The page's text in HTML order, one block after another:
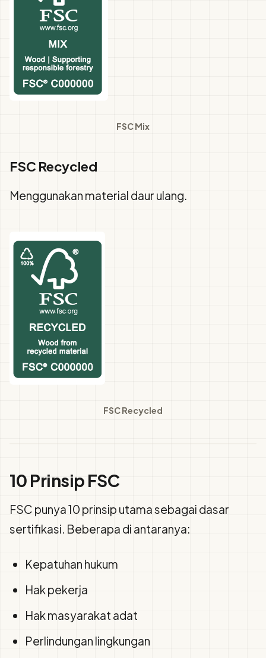
FSC Mix
FSC Recycled
Menggunakan material daur ulang.
FSC Recycled
10 Prinsip FSC
FSC punya 10 prinsip utama sebagai dasar
sertifikasi. Beberapa di antaranya:
Kepatuhan hukum
Hak pekerja
Hak masyarakat adat
Perlindungan lingkungan